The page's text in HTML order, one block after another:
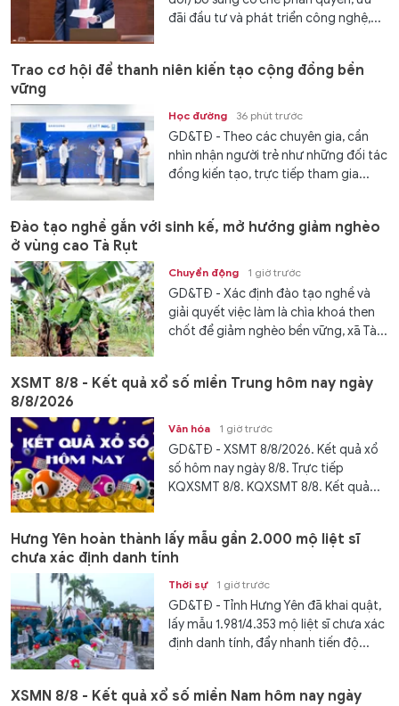
đãi đầu tư và phát triển công nghệ,...
Trao cơ hội để thanh niên kiến tạo cộng đồng bền
vững
Học đường 36 phút trước
GD&TĐ - Theo các chuyên gia, cần
nhìn nhận người trẻ như những đối tác
đồng kiến tạo, trực tiếp tham gia...
Đào tạo nghề gắn với sinh kế, mở hướng giảm nghèo
ở vùng cao Tà Rụt
Chuyển động 1 giờ trước
GD&TĐ - Xác định đào tạo nghề và
giải quyết việc làm là chìa khoá then
chốt để giảm nghèo bền vững, xã Tà...
XSMT 8/8 - Kết quả xổ số miền Trung hôm nay ngày
8/8/2026
Văn hóa 1 giờ trước
GD&TĐ - XSMT 8/8/2026. Kết quả xổ
số hôm nay ngày 8/8. Trực tiếp
KQXSMT 8/8. KQXSMT 8/8. Kết quả...
Hưng Yên hoàn thành lấy mẫu gần 2.000 mộ liệt sĩ
chưa xác định danh tính
Thời sự 1 giờ trước
GD&TĐ - Tỉnh Hưng Yên đã khai quật,
lấy mẫu 1.981/4.353 mộ liệt sĩ chưa xác
định danh tính, đẩy nhanh tiến độ...
XSMN 8/8 - Kết quả xổ số miền Nam hôm nay ngày